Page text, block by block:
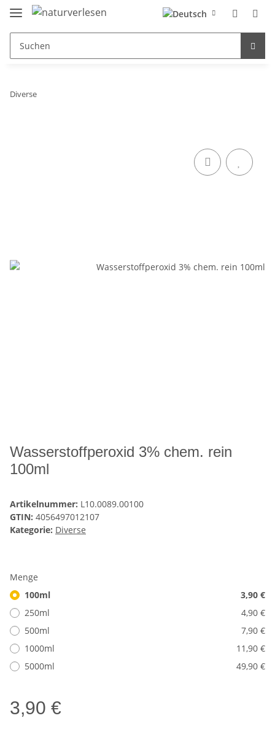
Diverse
Wasserstoffperoxid 3% chem. rein
100ml
Artikelnummer: L10.0089.00100
GTIN: 4056497012107
Kategorie: Diverse
Menge
100ml
3,90 €
250ml
4,90 €
500ml
7,90 €
1000ml
11,90 €
5000ml
49,90 €
3,90 €